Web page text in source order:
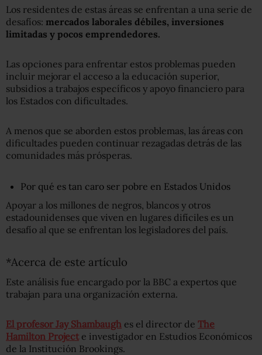
Los residentes de estas áreas se enfrentan a una serie de
desafíos: mercados laborales débiles, inversiones
limitadas y pocos emprendedores.
Las opciones para enfrentar estos problemas pueden
incluir mejorar el acceso a la educación superior,
subsidios a trabajos específicos y apoyo financiero para
los Estados con dificultades.
A menos que se aborden estos problemas, las áreas con
dificultades pueden continuar rezagadas detrás de las
comunidades más prósperas.
Por qué es tan caro ser pobre en Estados Unidos
Apoyar a los millones de negros, blancos y otros
estadounidenses que viven en lugares difíciles es un
desafío al que se enfrentan los legisladores del país.
*Acerca de este artículo
Este análisis fue encargado por la BBC a expertos que
trabajan para una organización externa.
El profesor Jay Shambaugh es el director de The
Hamilton Projecte investigador en Estudios Económicos
de la Institución Brookings.